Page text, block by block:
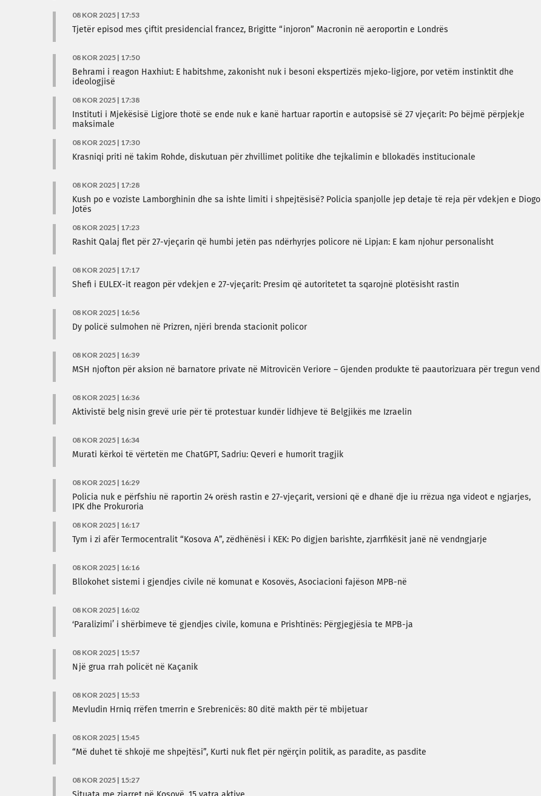
08 KOR 2025 | 17:53
Tjetër episod mes çiftit presidencial francez, Brigitte “injoron” Macronin në aeroportin e Londrës
08 KOR 2025 | 17:50
Behrami i reagon Haxhiut: E habitshme, zakonisht nuk i besoni ekspertizës mjeko-ligjore, por vetëm instinktit dhe
ideologjisë
08 KOR 2025 | 17:38
Instituti i Mjekësisë Ligjore thotë se ende nuk e kanë hartuar raportin e autopsisë së 27 vjeçarit: Po bëjmë përpjekje
maksimale
08 KOR 2025 | 17:30
Krasniqi priti në takim Rohde, diskutuan për zhvillimet politike dhe tejkalimin e bllokadës institucionale
08 KOR 2025 | 17:28
Kush po e voziste Lamborghinin dhe sa ishte limiti i shpejtësisë? Policia spanjolle jep detaje të reja për vdekjen e Diogo
Jotës
08 KOR 2025 | 17:23
Rashit Qalaj flet për 27-vjeçarin që humbi jetën pas ndërhyrjes policore në Lipjan: E kam njohur personalisht
08 KOR 2025 | 17:17
Shefi i EULEX-it reagon për vdekjen e 27-vjeçarit: Presim që autoritetet ta sqarojnë plotësisht rastin
08 KOR 2025 | 16:56
Dy policë sulmohen në Prizren, njëri brenda stacionit policor
08 KOR 2025 | 16:39
MSH njofton për aksion në barnatore private në Mitrovicën Veriore – Gjenden produkte të paautorizuara për tregun vend
08 KOR 2025 | 16:36
Aktivistë belg nisin grevë urie për të protestuar kundër lidhjeve të Belgjikës me Izraelin
08 KOR 2025 | 16:34
Murati kërkoi të vërtetën me ChatGPT, Sadriu: Qeveri e humorit tragjik
08 KOR 2025 | 16:29
Policia nuk e përfshiu në raportin 24 orësh rastin e 27-vjeçarit, versioni që e dhanë dje iu rrëzua nga videot e ngjarjes,
IPK dhe Prokuroria
08 KOR 2025 | 16:17
Tym i zi afër Termocentralit “Kosova A”, zëdhënësi i KEK: Po digjen barishte, zjarrfikësit janë në vendngjarje
08 KOR 2025 | 16:16
Bllokohet sistemi i gjendjes civile në komunat e Kosovës, Asociacioni fajëson MPB-në
08 KOR 2025 | 16:02
‘Paralizimi’ i shërbimeve të gjendjes civile, komuna e Prishtinës: Përgjegjësia te MPB-ja
08 KOR 2025 | 15:57
Një grua rrah policët në Kaçanik
08 KOR 2025 | 15:53
Mevludin Hrniq rrëfen tmerrin e Srebrenicës: 80 ditë makth për të mbijetuar
08 KOR 2025 | 15:45
“Më duhet të shkojë me shpejtësi”, Kurti nuk flet për ngërçin politik, as paradite, as pasdite
08 KOR 2025 | 15:27